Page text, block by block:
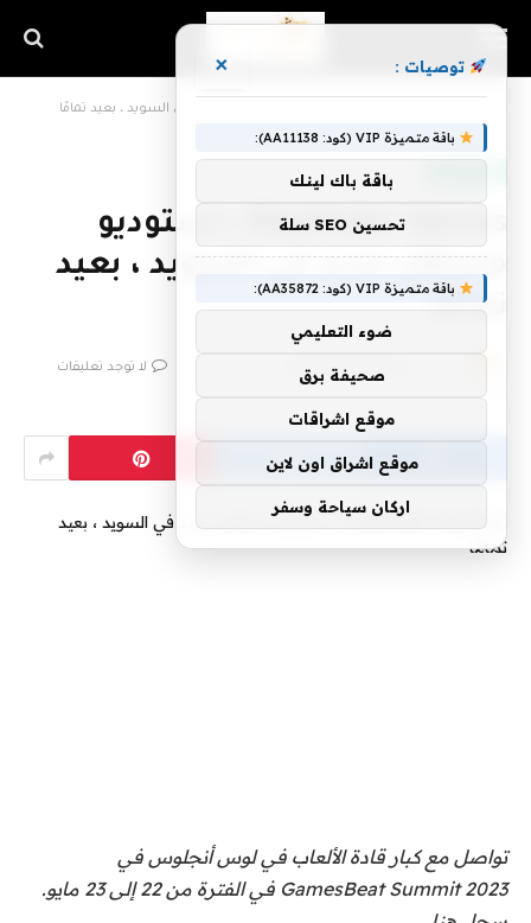
Wayfinder Games ، استوديو
مستقل جديد في السويد ، بعيد
تمامًا
فريق اشراق التقنية لا توجد تعليقات
2 دقائق
تواصل مع كبار قادة الألعاب في لوس أنجلوس في
GamesBeat Summit 2023 في الفترة من 22 إلى 23 مايو.
توصيات : ×
باقة متميزة VIP (كود: AA11138):
باقة باك لينك
تحسين SEO سلة
باقة متميزة VIP (كود: AA35872):
ضوء التعليمي
صحيفة برق
موقع اشراقات
موقع اشراق اون لاين
اركان سياحة وسفر